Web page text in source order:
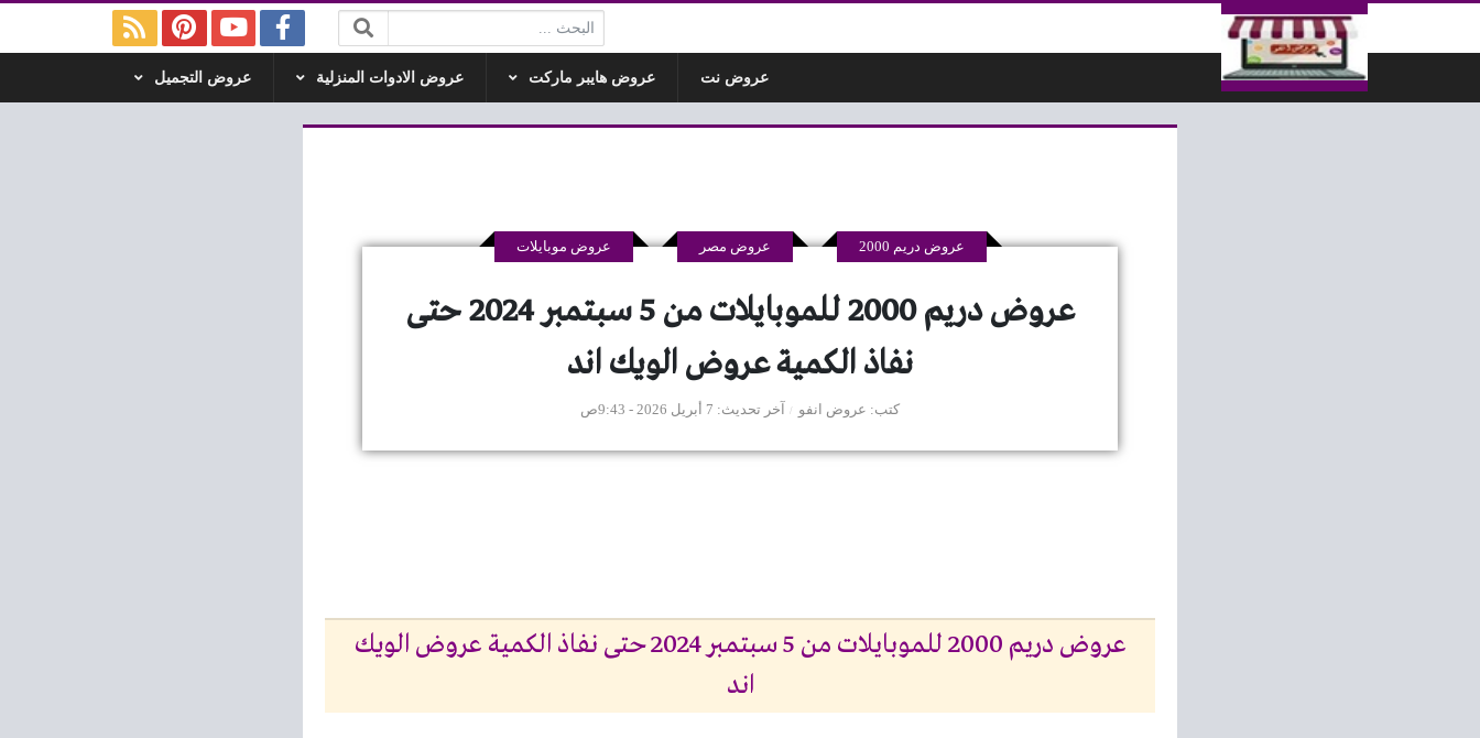
التخطي إلى المحتوى
البحث:
عروض نت عروض هايبر ماركت عروض الادوات المنزلية عروض التجميل
عروض دريم 2000 للموبايلات من 5 سبتمبر 2024 حتى
نفاذ الكمية عروض الويك اند
كتب عروض انفو
عروض دريم 2000 عروض مصر عروض موبايلات
آخر تحديث 7 أبريل 2026 - 9:43ص
عروض دريم 2000 للموبايلات من 5 سبتمبر 2024 حتى نفاذ الكمية عروض الويك
اند